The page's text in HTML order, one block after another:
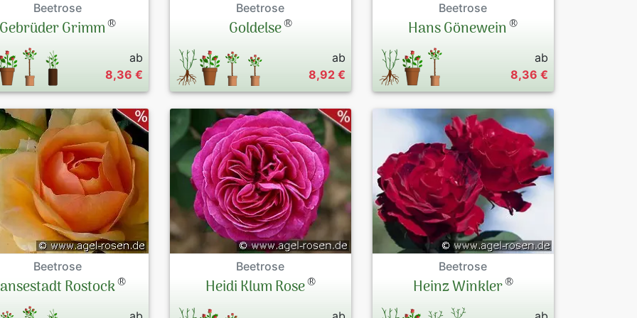
Beetrose
Gebrüder Grimm®
ab
8,36 €
Beetrose
Goldelse®
ab
8,92 €
Beetrose
Hans Gönewein®
ab
8,36 €
Beetrose
Rostock®
Beetrose
Heidi Klum Rose®
Beetrose
Heinz Winkler®